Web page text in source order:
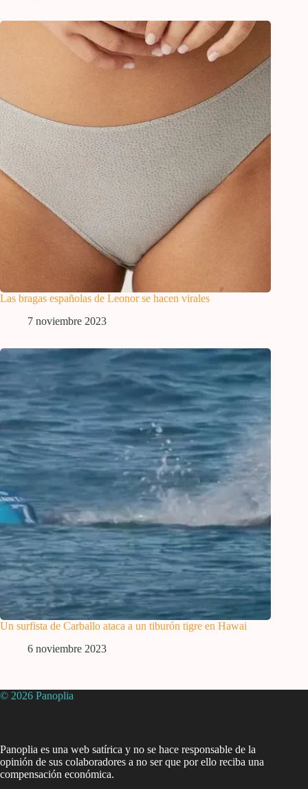
Las bragas españolas de Leonor se hacen virales
7 noviembre 2023
Un surfista de Carballo ataca a un tiburón tigre en Hawai
6 noviembre 2023
© 2026 Panoplia
Panoplia es una web satírica y no se hace responsable de la
opinión de sus colaboradores a no ser que por ello reciba una
compensación económica.